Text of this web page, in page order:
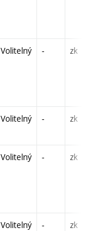
Volitelný - zk
Volitelný - zk
Volitelný - zk
Volitelný - zk